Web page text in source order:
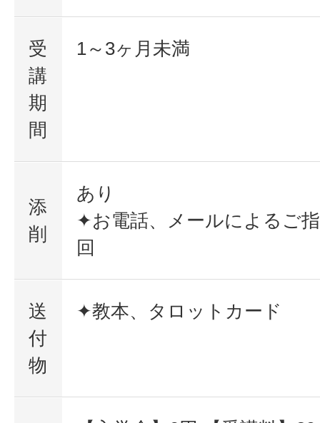
受
講
期
間
1～3ヶ月未満
添
削
あり
✦お電話、メールによるご
回
送
付
物
✦教本、タロットカード